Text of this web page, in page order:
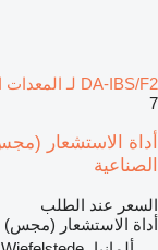
DA-IBS/F2 لـ المعدات الصناعية
7
الصناعية
السعر عند الطلب
أداة الاستشعار (مجس)